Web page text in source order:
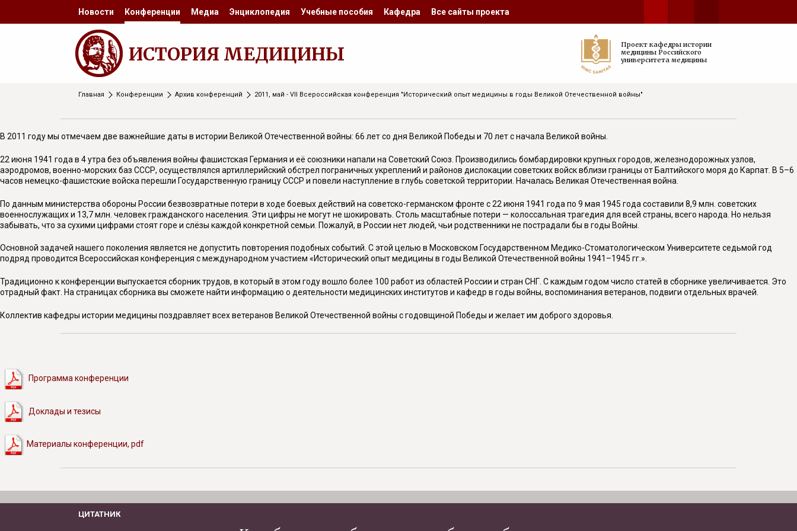
Новости Конференции Медиа Энциклопедия Учебные пособия Кафедра Все сайты проекта
ИСТОРИЯ МЕДИЦИНЫ
Проект кафедры истории
медицины Российского
университета медицины
Главная Конференции Архив конференций 2011, май - VII Всероссийская конференция "Исторический опыт медицины в годы Великой Отечественной войны"
В 2011 году мы отмечаем две важнейшие даты в истории Великой Отечественной войны: 66 лет со дня Великой Победы и 70 лет с начала Великой войны.
22 июня 1941 года в 4 утра без объявления войны фашистская Германия и её союзники напали на Советский Союз. Производились бомбардировки крупных городов, железнодорожных узлов,
аэродромов, военно-морских баз СССР, осуществлялся артиллерийский обстрел пограничных укреплений и районов дислокации советских войск вблизи границы от Балтийского моря до Карпат. В 5–6
часов немецко-фашистские войска перешли Государственную границу СССР и повели наступление в глубь советской территории. Началась Великая Отечественная война.
По данным министерства обороны России безвозвратные потери в ходе боевых действий на советско-германском фронте с 22 июня 1941 года по 9 мая 1945 года составили 8,9 млн. советских
военнослужащих и 13,7 млн. человек гражданского населения. Эти цифры не могут не шокировать. Столь масштабные потери — колоссальная трагедия для всей страны, всего народа. Но нельзя
забывать, что за сухими цифрами стоят горе и слёзы каждой конкретной семьи. Пожалуй, в России нет людей, чьи родственники не пострадали бы в годы Войны.
Основной задачей нашего поколения является не допустить повторения подобных событий. С этой целью в Московском Государственном Медико-Стоматологическом Университете седьмой год
подряд проводится Всероссийская конференция с международном участием «Исторический опыт медицины в годы Великой Отечественной войны 1941–1945 гг.».
Традиционно к конференции выпускается сборник трудов, в который в этом году вошло более 100 работ из областей России и стран СНГ. С каждым годом число статей в сборнике увеличивается. Это
отрадный факт. На страницах сборника вы сможете найти информацию о деятельности медицинских институтов и кафедр в годы войны, воспоминания ветеранов, подвиги отдельных врачей.
Коллектив кафедры истории медицины поздравляет всех ветеранов Великой Отечественной войны с годовщиной Победы и желает им доброго здоровья.
Программа конференции
Доклады и тезисы
Материалы конференции, pdf
ЦИТАТНИК